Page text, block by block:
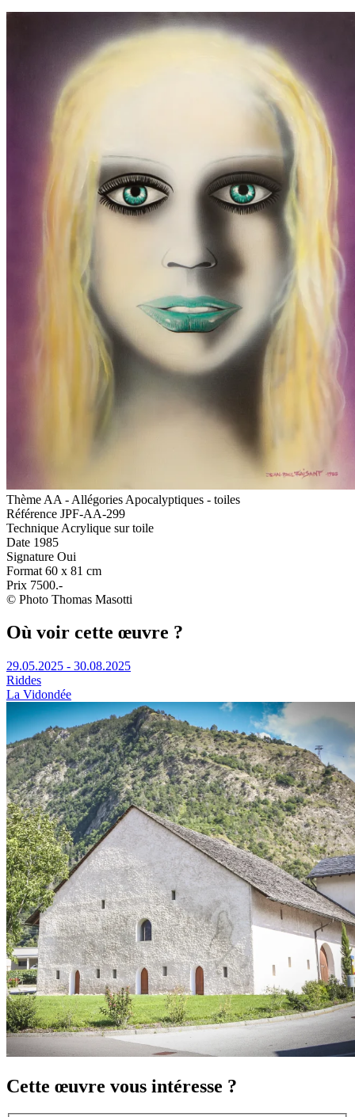
Thème AA - Allégories Apocalyptiques - toiles
Référence JPF-AA-299
Technique Acrylique sur toile
Date 1985
Signature Oui
Format 60 x 81 cm
Prix 7500.-
© Photo Thomas Masotti
Où voir cette œuvre ?
29.05.2025 - 30.08.2025
Riddes
La Vidondée
Cette œuvre vous intéresse ?